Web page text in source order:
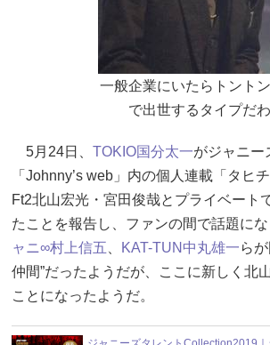
一般企業にいたらトント
で出世するタイプだわ
5月24日、 TOKIO国分太一がジャニー
「Johnny’s web」内の個人連載「タヒ
Ft2北山宏光・宮田俊哉とプライベート
たことを報告し、ファンの間で話題にな
ャニ∞村上信五 KAT-TUN 中丸雄一ら
仲間”だったようだが、ここに新しく北
ことになったようだ。